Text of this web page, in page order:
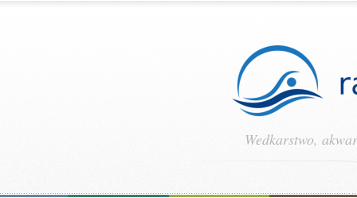
Wedkarstwo,